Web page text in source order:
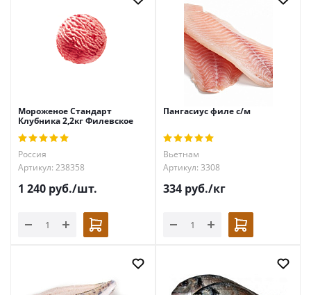
Мороженое Стандарт
Клубника 2,2кг Филевское
Россия
Артикул: 238358
1 240 руб./шт.
Пангасиус филе с/м
Вьетнам
Артикул: 3308
334 руб./кг